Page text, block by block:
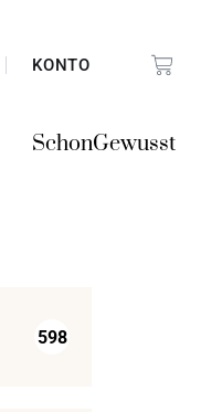
KONTO
SchonGewusst
598